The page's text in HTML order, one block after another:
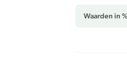
Waarden in